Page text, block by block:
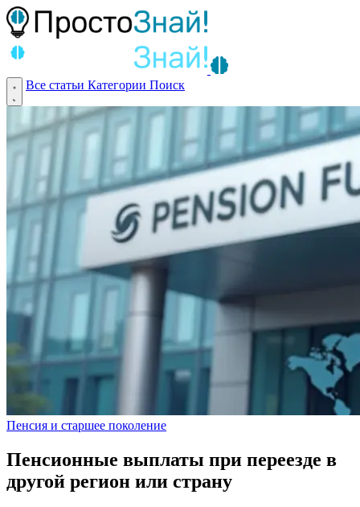
Все статьи Категории Поиск
Пенсия и старшее поколение
Пенсионные выплаты при переезде в
другой регион или страну